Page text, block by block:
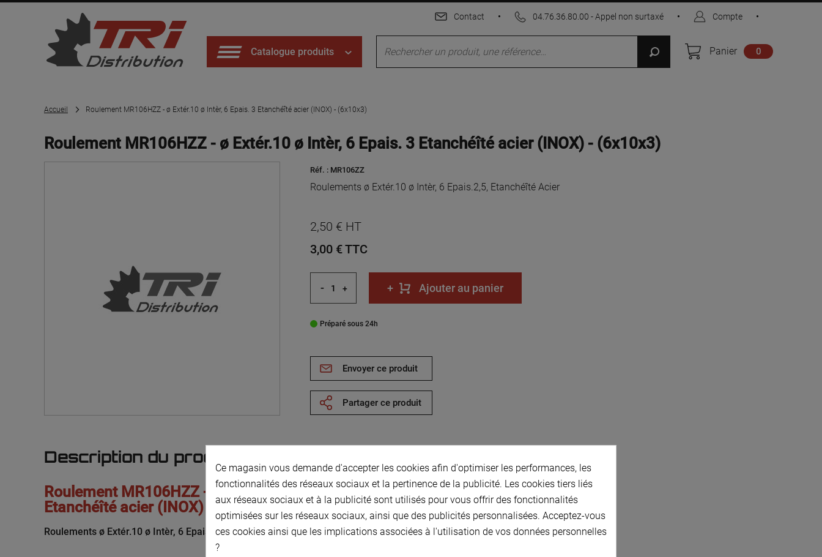
Catalogue produits Panier 0
Contact • 04.76.36.80.00 - Appel non surtaxé • Compte •
Accueil Roulement MR106HZZ - ø Extér.10 ø Intèr, 6 Epais. 3 Etanchéîté acier (INOX) - (6x10x3)
Roulement MR106HZZ - ø Extér.10 ø Intèr, 6 Epais. 3 Etanchéîté acier (INOX) - (6x10x3)
Réf. : MR106ZZ
Roulements ø Extér.10 ø Intèr, 6 Epais.2,5, Etanchéîté Acier
2,50 € HT
3,00 €TTC
- + + Ajouter au panier
Préparé sous 24h
Envoyer ce produit
Partager ce produit
Description du produit
Roulement MR106HZZ - ø Extér.10 ø Intèr, 6 Epais. 3
Etanchéîté acier (INOX) - (6x10x3)
Roulements ø Extér.10 ø Intèr, 6 Epais.2,5, Etanchéîté Acier
Ce magasin vous demande d'accepter les cookies afin d'optimiser les performances, les
fonctionnalités des réseaux sociaux et la pertinence de la publicité. Les cookies tiers liés
aux réseaux sociaux et à la publicité sont utilisés pour vous offrir des fonctionnalités
optimisées sur les réseaux sociaux, ainsi que des publicités personnalisées. Acceptez-vous
ces cookies ainsi que les implications associées à l'utilisation de vos données personnelles
?